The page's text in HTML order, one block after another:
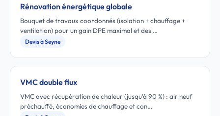
Rénovation énergétique globale
Bouquet de travaux coordonnés (isolation + chauffage +
ventilation) pour un gain DPE maximal et des …
Devis à Seyne
VMC double flux
VMC avec récupération de chaleur (jusqu'à 90 %) : air neuf
préchauffé, économies de chauffage et con…